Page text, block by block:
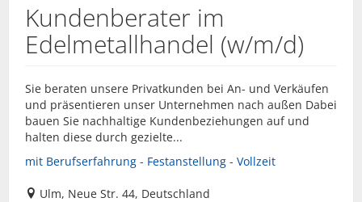
Kundenberater im
Edelmetallhandel (w/m/d)
Sie beraten unsere Privatkunden bei An- und Verkäufen
und präsentieren unser Unternehmen nach außen Dabei
bauen Sie nachhaltige Kundenbeziehungen auf und
halten diese durch gezielte...
mit Berufserfahrung - Festanstellung - Vollzeit
Ulm, Neue Str. 44, Deutschland